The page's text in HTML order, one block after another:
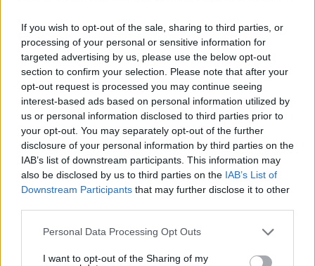
If you wish to opt-out of the sale, sharing to third parties, or
processing of your personal or sensitive information for
targeted advertising by us, please use the below opt-out
section to confirm your selection. Please note that after your
opt-out request is processed you may continue seeing
interest-based ads based on personal information utilized by
us or personal information disclosed to third parties prior to
your opt-out. You may separately opt-out of the further
disclosure of your personal information by third parties on the
IAB’s list of downstream participants. This information may
also be disclosed by us to third parties on the IAB’s List of
Downstream Participants that may further disclose it to other
Please note that this website/app uses one or more Google
not limited to your visit or usage behaviour. You may click to
Personal Data Processing Opt Outs
I want to opt-out of the Sharing of my
Címkék:karácsony dekoráció hellókarácsony
ajándékcsomagolás masnikötés
Ajánlott bejegyzések:
„A karácsonyfadísz csak első ránézésre
szezonális termék” - A Messe Frankfurt
kiállítói szemmel – 2. rész – Pannónia
Dekor
Építs velünk hóembert! - Házi műhó